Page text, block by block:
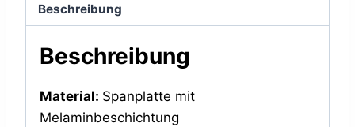
Beschreibung
Beschreibung
Material: Spanplatte mit
Melaminbeschichtung